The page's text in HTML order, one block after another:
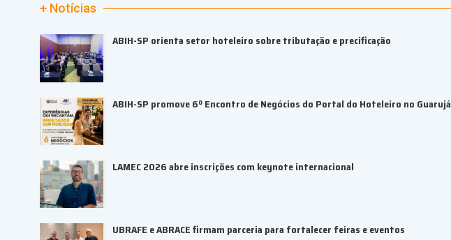
+ Notícias
ABIH-SP orienta setor hoteleiro sobre tributação e precificação
ABIH-SP promove 6º Encontro de Negócios do Portal do Hoteleiro no Guarujá
LAMEC 2026 abre inscrições com keynote internacional
UBRAFE e ABRACE firmam parceria para fortalecer feiras e eventos